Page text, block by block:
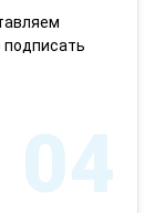
подписать
04